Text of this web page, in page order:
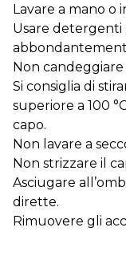
Lavare a mano o
Usare detergenti
Non
Si consiglia di
superiore a 100
capo.
Non lavare a
Non strizzare il
Asciugare
dirette.
Rimuovere gli